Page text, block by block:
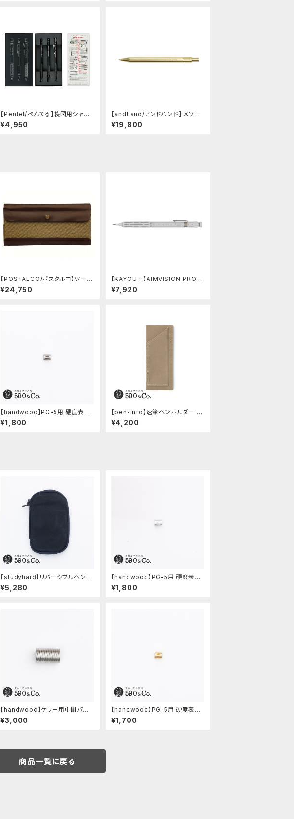
【Pentel/ぺんてる】製図用シャー
プペンシル 60周年限定3本セット
¥4,950
【andhand/アンドハンド】 メソッド
メカニカルペンシル シャープペン
(真鍮)
¥19,800
【POSTALCO/ポスタルコ】ツール
ボックス (Olive Green)
¥24,750
【KAYOU＋】AIMVISION PRO/
エイムビジョンプロ (スノーホワイ
ト)
¥7,920
【handwood】PG-5用 硬度表示
窓 (ステンレス/楕円窓)
¥1,800
【pen-info】速筆ペンホルダー A
5スナップパッド590&Co.別注色
(ベージュ)
¥4,200
【studyhard】リバーシブルペンケ
ース (ブラック)
¥5,280
【handwood】PG-5用 硬度表示
窓 (超超ジュラルミン/楕円)
¥1,800
【handwood】ケリー用中間パー
ツ/カスタムグリップ (多条/ステン
レス)
¥3,000
【handwood】PG-5用 硬度表示
窓 (真鍮/丸窓)
¥1,700
商品一覧に戻る